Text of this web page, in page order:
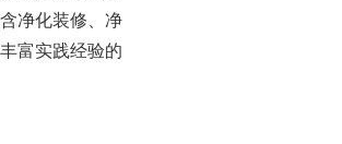
净化装修、净
富实践经验的